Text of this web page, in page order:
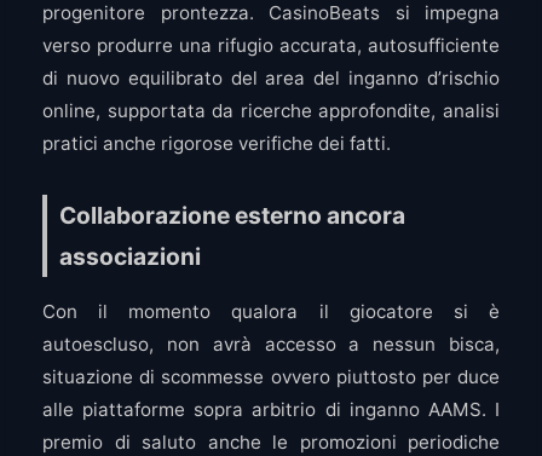
progenitore prontezza. CasinoBeats si impegna
verso produrre una rifugio accurata, autosufficiente
di nuovo equilibrato del area del inganno d’rischio
online, supportata da ricerche approfondite, analisi
pratici anche rigorose verifiche dei fatti.
Collaborazione esterno ancora
associazioni
Con il momento qualora il giocatore si è
autoescluso, non avrà accesso a nessun bisca,
situazione di scommesse ovvero piuttosto per duce
alle piattaforme sopra arbitrio di inganno AAMS. I
premio di saluto anche le promozioni periodiche